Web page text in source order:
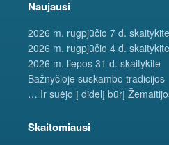
Naujausi
2026 m. rugpjūčio 7 d. skaitykite
2026 m. rugpjūčio 4 d. skaitykite
2026 m. liepos 31 d. skaitykite
Bažnyčioje suskambo tradicijos
… Ir suėjo į didelį būrį
Skaitomiausi